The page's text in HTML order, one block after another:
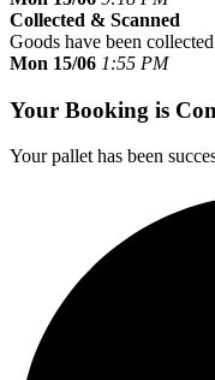
Collected & Scanned
Goods have been
Mon 15/06 1:55 PM
Your Booking is
Your pallet has been